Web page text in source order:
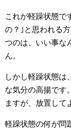
これが軽躁状態で
の？｣と思われる
つのは、いい事な
ん。
しかし軽躁状態は
な気分の高揚です
ますが、放置して
軽躁状態の何が問